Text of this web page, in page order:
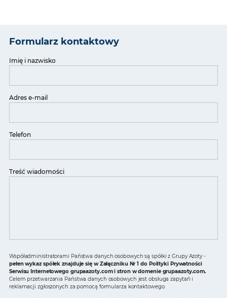
Formularz kontaktowy
Imię i nazwisko
Adres e-mail
Telefon
Treść wiadomości
Współadministratorami Państwa danych osobowych są spółki z Grupy Azoty -
pełen wykaz spółek znajduje się w Załączniku Nr 1 do Polityki Prywatności
Serwisu Internetowego grupaazoty.com i stron w domenie grupaazoty.com.
Celem przetwarzania Państwa danych osobowych jest obsługa zapytań i
reklamacji zgłoszonych za pomocą formularza kontaktowego.